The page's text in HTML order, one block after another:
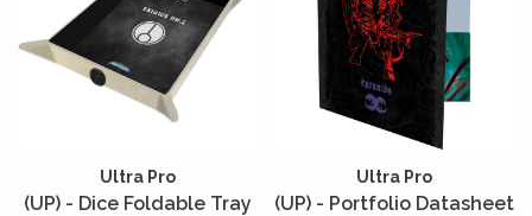
Ultra Pro
(UP) - Dice Foldable Tray
Ultra Pro
(UP) - Portfolio Datasheet